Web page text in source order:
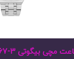
ساعت مچی بیگوتی BG.1.10567-4